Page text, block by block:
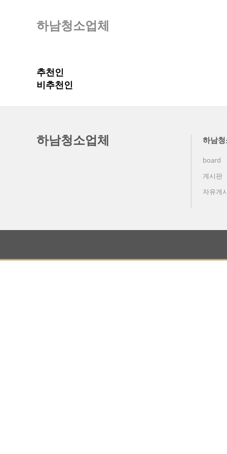
하남청소업체
추천인
비추천인
하남청소업체 하남
board
게시판
자유게